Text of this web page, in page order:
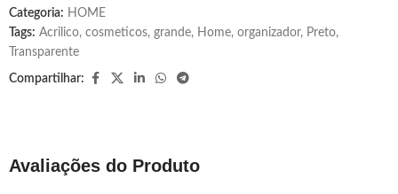
Categoria: HOME
Tags: Acrilico, cosmeticos, grande, Home, organizador, Preto,
Transparente
Compartilhar:
Avaliações do Produto